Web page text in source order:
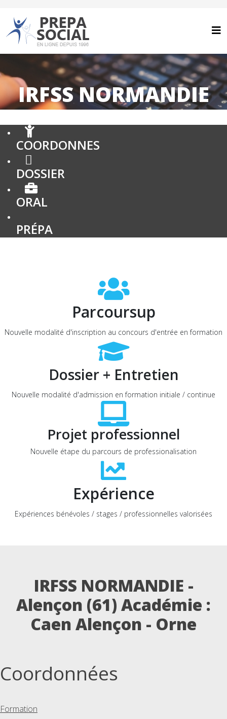
IRFSS NORMANDIE
COORDONNES
DOSSIER
ORAL
PRÉPA
Parcoursup
Nouvelle modalité d'inscription au concours d'entrée en formation
Dossier + Entretien
Nouvelle modalité d'admission en formation initiale / continue
Projet professionnel
Nouvelle étape du parcours de professionalisation
Expérience
Expériences bénévoles / stages / professionnelles valorisées
IRFSS NORMANDIE -
Alençon (61) Académie :
Caen Alençon - Orne
Coordonnées
Formation